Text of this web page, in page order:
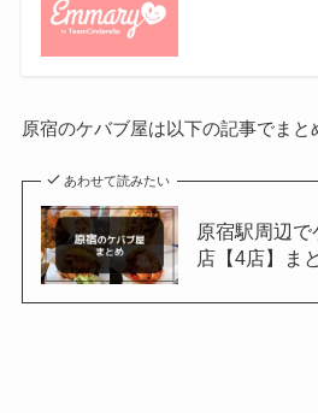
原宿のケバブ屋は以下の記事でまと
あわせて読みたい
原宿駅周辺
店【4店】ま